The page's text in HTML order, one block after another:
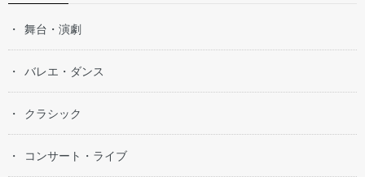
舞台・演劇
バレエ・ダンス
クラシック
コンサート・ライブ